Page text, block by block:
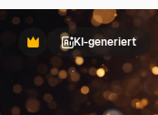
PremiumKI-generiert